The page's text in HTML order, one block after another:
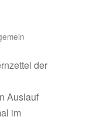
der
Auslauf
im